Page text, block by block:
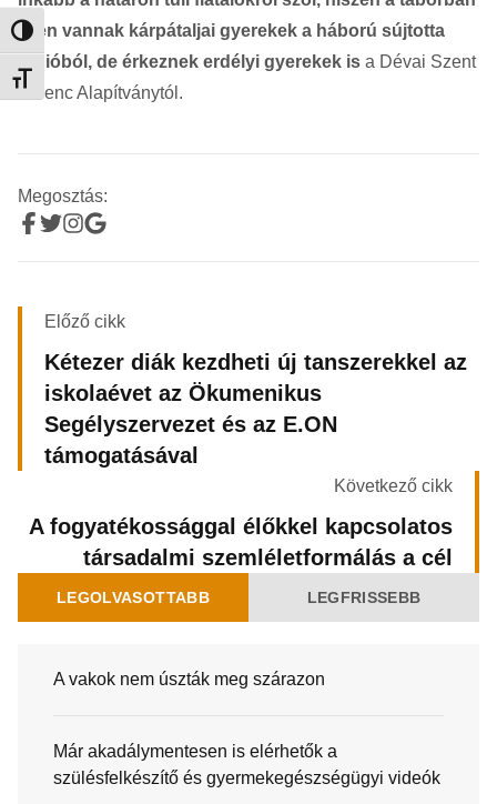
Nagy kontraszt váltása
Betűméret váltása
jelen vannak kárpátaljai gyerekek a háború sújtotta
régióból, de érkeznek erdélyi gyerekek is a Dévai Szent
Ferenc Alapítványtól.
Megosztás:
Előző cikk
Kétezer diák kezdheti új tanszerekkel az
iskolaévet az Ökumenikus
Segélyszervezet és az E.ON
támogatásával
Következő cikk
A fogyatékossággal élőkkel kapcsolatos
társadalmi szemléletformálás a cél
LEGOLVASOTTABB LEGFRISSEBB
A vakok nem úszták meg szárazon
Már akadálymentesen is elérhetők a
szülésfelkészítő és gyermekegészségügyi videók